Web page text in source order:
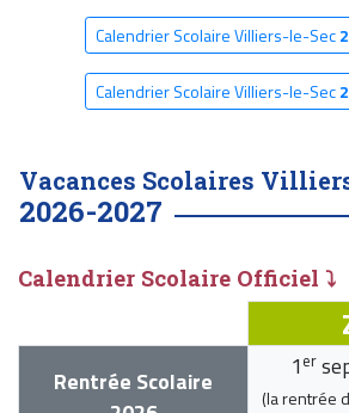
Calendrier Scolaire Villiers-le-Sec
Calendrier Scolaire Villiers-le-Sec
Vacances Scolaires
2026-2027
Calendrier Scolaire Officiel ⤵
Rentrée Scolaire
1 er
(la rentrée